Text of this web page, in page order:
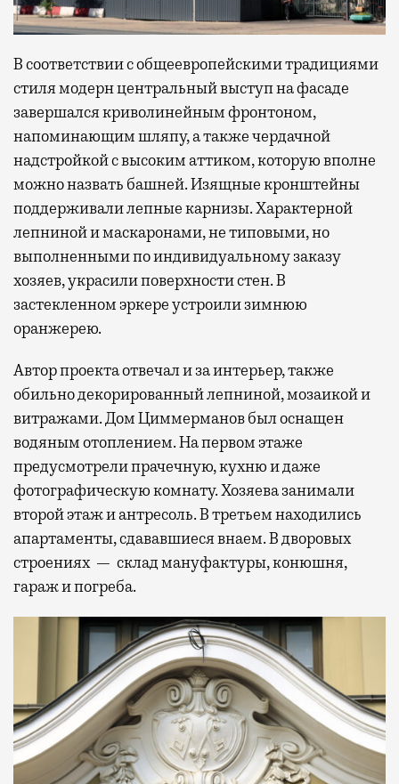
В соответствии с общеевропейскими традициями
стиля модерн центральный выступ на фасаде
завершался криволинейным фронтоном,
напоминающим шляпу, а также чердачной
надстройкой с высоким аттиком, которую вполне
можно назвать башней. Изящные кронштейны
поддерживали лепные карнизы. Характерной
лепниной и маскаронами, не типовыми, но
выполненными по индивидуальному заказу
хозяев, украсили поверхности стен. В
застекленном эркере устроили зимнюю
оранжерею.
Автор проекта отвечал и за интерьер, также
обильно декорированный лепниной, мозаикой и
витражами. Дом Циммерманов был оснащен
водяным отоплением. На первом этаже
предусмотрели прачечную, кухню и даже
фотографическую комнату. Хозяева занимали
второй этаж и антресоль. В третьем находились
апартаменты, сдававшиеся внаем. В дворовых
строениях — склад мануфактуры, конюшня,
гараж и погреба.